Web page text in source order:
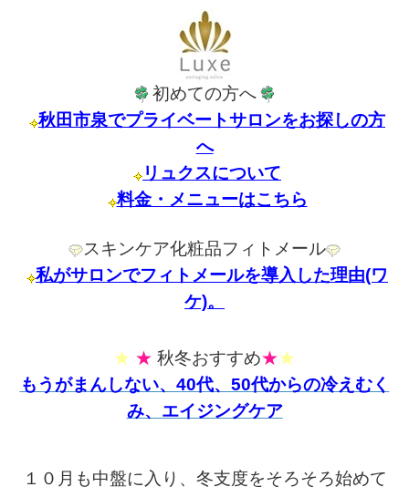
初めての方へ
秋田市泉でプライベートサロンをお探しの方
へ
リュクスについて
料金・メニューはこちら
スキンケア化粧品フィトメール
私がサロンでフィトメールを導入した理由(ワ
ケ)。
★ ★ 秋冬おすすめ★★
もうがまんしない、40代、50代からの冷えむく
み、エイジングケア
１０月も中盤に入り、冬支度をそろそろ始めて